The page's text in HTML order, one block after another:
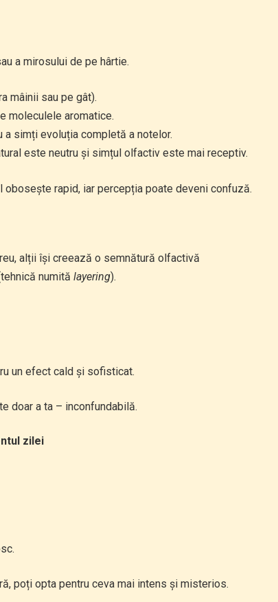
a mirosului de pe hârtie.
mâinii sau pe gât).
moleculele aromatice.
simți evoluția completă a notelor.
este neutru și simțul olfactiv este mai receptiv.
rapid, iar percepția poate deveni confuză.
alții își creează o semnătură olfactivă
numită layering).
un efect cald și sofisticat.
doar a ta – inconfundabilă.
zilei
poți opta pentru ceva mai intens și misterios.